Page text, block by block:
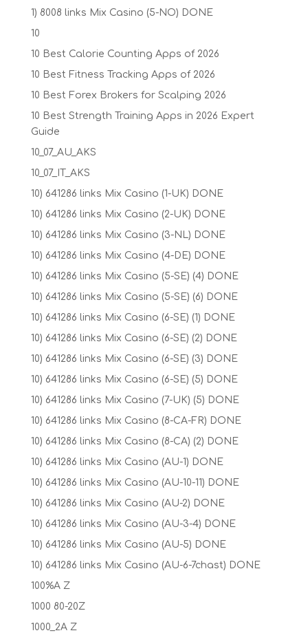
1) 8008 links Mix Casino (5-NO) DONE
10
10 Best Calorie Counting Apps of 2026
10 Best Fitness Tracking Apps of 2026
10 Best Forex Brokers for Scalping 2026
10 Best Strength Training Apps in 2026 Expert
Guide
10_07_AU_AKS
10_07_IT_AKS
10) 641286 links Mix Casino (1-UK) DONE
10) 641286 links Mix Casino (2-UK) DONE
10) 641286 links Mix Casino (3-NL) DONE
10) 641286 links Mix Casino (4-DE) DONE
10) 641286 links Mix Casino (5-SE) (4) DONE
10) 641286 links Mix Casino (5-SE) (6) DONE
10) 641286 links Mix Casino (6-SE) (1) DONE
10) 641286 links Mix Casino (6-SE) (2) DONE
10) 641286 links Mix Casino (6-SE) (3) DONE
10) 641286 links Mix Casino (6-SE) (5) DONE
10) 641286 links Mix Casino (7-UK) (5) DONE
10) 641286 links Mix Casino (8-CA-FR) DONE
10) 641286 links Mix Casino (8-CA) (2) DONE
10) 641286 links Mix Casino (AU-1) DONE
10) 641286 links Mix Casino (AU-10-11) DONE
10) 641286 links Mix Casino (AU-2) DONE
10) 641286 links Mix Casino (AU-3-4) DONE
10) 641286 links Mix Casino (AU-5) DONE
10) 641286 links Mix Casino (AU-6-7chast) DONE
100%A Z
1000 80-20Z
1000_2A Z